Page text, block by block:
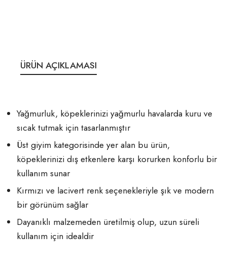
ÜRÜN AÇIKLAMASI
Yağmurluk, köpeklerinizi yağmurlu havalarda kuru ve
sıcak tutmak için tasarlanmıştır
Üst giyim kategorisinde yer alan bu ürün,
köpeklerinizi dış etkenlere karşı korurken konforlu bir
kullanım sunar
Kırmızı ve lacivert renk seçenekleriyle şık ve modern
bir görünüm sağlar
Dayanıklı malzemeden üretilmiş olup, uzun süreli
kullanım için idealdir